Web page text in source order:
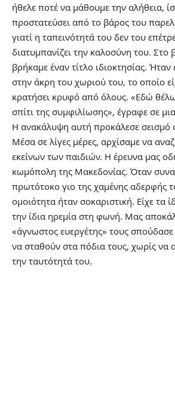
ήθελε ποτέ να μάθουμε την αλήθεια,
προστατεύσει από το βάρος του
γιατί η ταπεινότητά του δεν του
διατυμπανίζει την καλοσύνη του. Στο
βρήκαμε έναν τίτλο ιδιοκτησίας.
στην άκρη του χωριού του, το οποίο
κρατήσει κρυφό από όλους. «Εδώ θέλω
σπίτι της συμφιλίωσης», έγραφε σε
Η ανακάλυψη αυτή προκάλεσε σεισμό
Μέσα σε λίγες μέρες, αρχίσαμε να
εκείνων των παιδιών. Η έρευνα μας
κωμόπολη της Μακεδονίας. Όταν
πρωτότοκο γιο της χαμένης αδερφής
ομοιότητα ήταν σοκαριστική. Είχε τα
την ίδια ηρεμία στη φωνή. Μας
«άγνωστος ευεργέτης» τους
να σταθούν στα πόδια τους, χωρίς να
την ταυτότητά του.